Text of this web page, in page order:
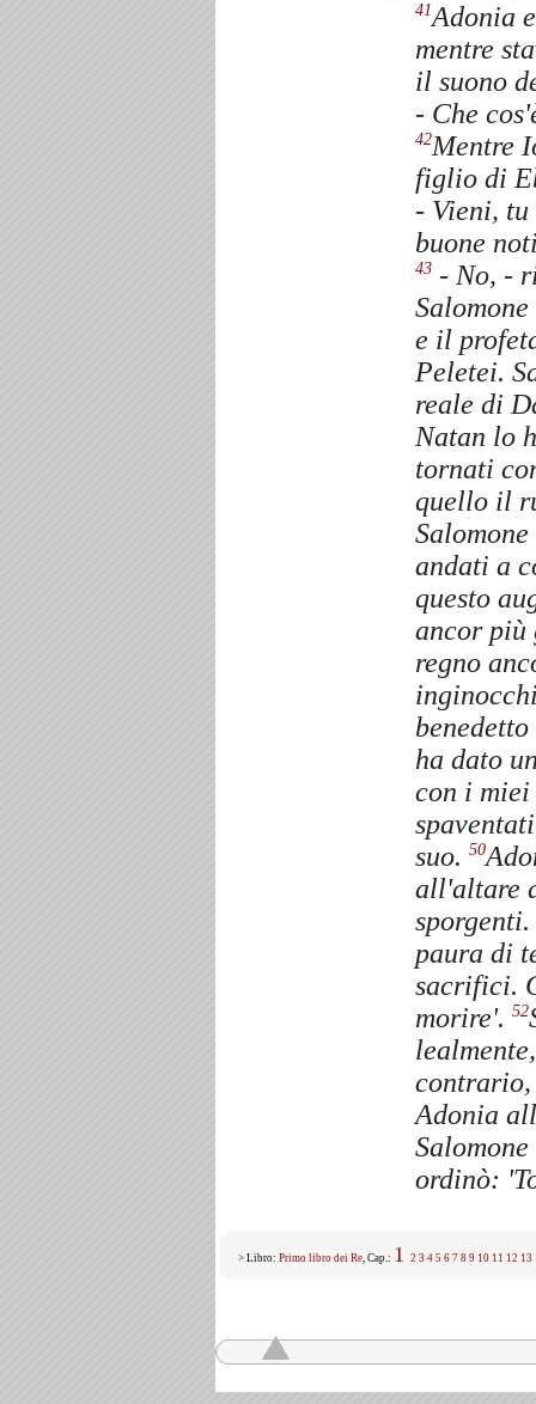
41Adonia
mentre
il suono
- Che
42Mentre
figlio di
- Vieni, tu
buone
43 - No, -
e il
Peletei.
reale di
Natan lo
tornati
quello il
andati a
questo
ancor più
regno
ha dato
con i
suo. 50
all'altare
sporgenti.
paura di
sacrifici.
morire'. 52
Adonia
ordinò:
> Libro: Primo libro dei Re, Cap.: 1 2 3 4 5 6 7 8 9 10 11 12 13